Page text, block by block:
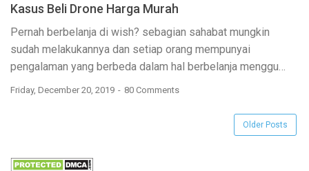
Kasus Beli Drone Harga Murah
Pernah berbelanja di wish? sebagian sahabat mungkin
sudah melakukannya dan setiap orang mempunyai
pengalaman yang berbeda dalam hal berbelanja menggu…
Friday, December 20, 2019 80 Comments
Older Posts